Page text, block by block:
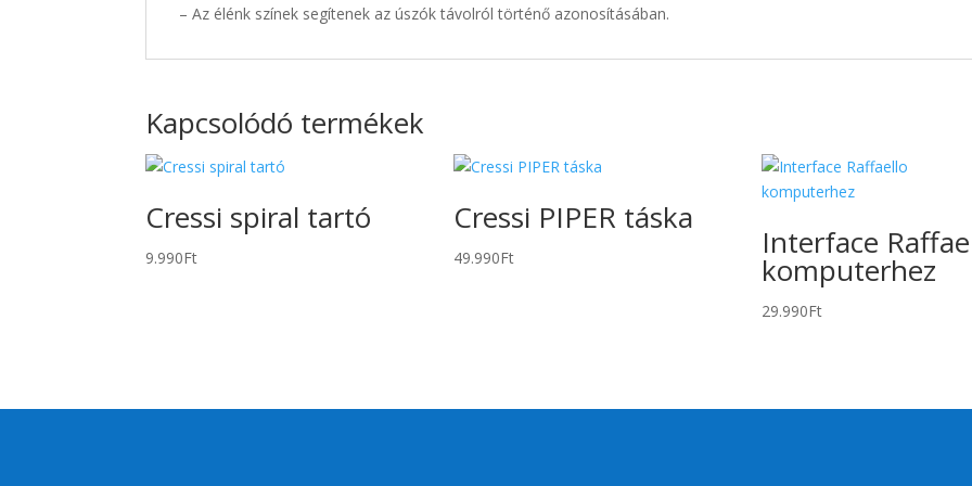
– Az élénk színek segítenek az úszók távolról történő azonosításában.
Kapcsolódó termékek
Cressi spiral tartó
9.990Ft
Cressi PIPER táska
49.990Ft Interface
komputerhez
29.990Ft